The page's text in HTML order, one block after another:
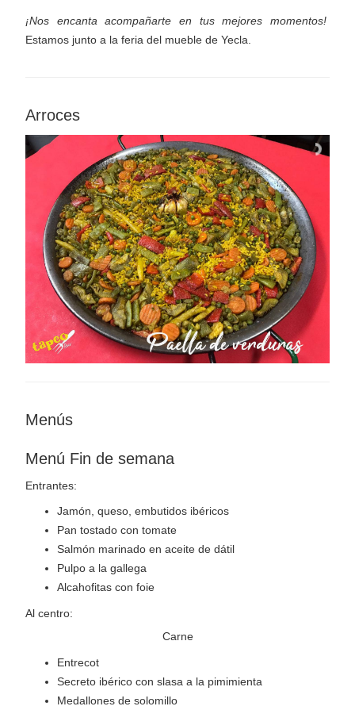
¡Nos encanta acompañarte en tus mejores momentos!
Estamos junto a la feria del mueble de Yecla.
Arroces
Menús
Menú Fin de semana
Entrantes:
Jamón, queso, embutidos ibéricos
Pan tostado con tomate
Salmón marinado en aceite de dátil
Pulpo a la gallega
Alcahofitas con foie
Al centro:
Carne
Entrecot
Secreto ibérico con slasa a la pimimienta
Medallones de solomillo